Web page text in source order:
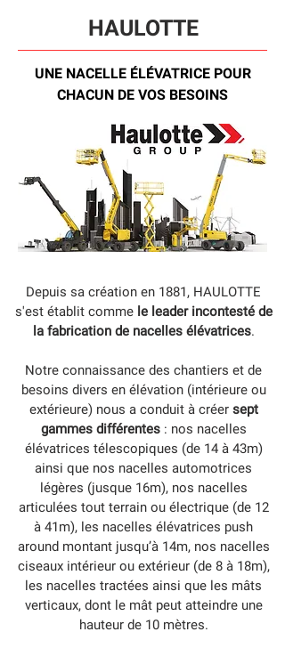
HAULOTTE
UNE NACELLE ÉLÉVATRICE POUR
CHACUN DE VOS BESOINS
Depuis sa création en 1881, HAULOTTE
s'est établit comme le leader incontesté de
la fabrication de nacelles élévatrices.
Notre connaissance des chantiers et de
besoins divers en élévation (intérieure ou
extérieure) nous a conduit à créer sept
gammes différentes: nos nacelles
élévatrices télescopiques (de 14 à 43m)
ainsi que nos nacelles automotrices
légères (jusque 16m), nos nacelles
articulées tout terrain ou électrique (de 12
à 41m), les nacelles élévatrices push
around montant jusqu’à 14m, nos nacelles
ciseaux intérieur ou extérieur (de 8 à 18m),
les nacelles tractées ainsi que les mâts
verticaux, dont le mât peut atteindre une
hauteur de 10 mètres.